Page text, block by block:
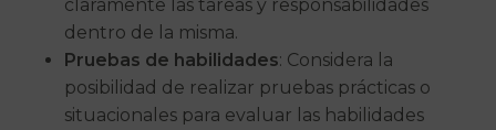
claramente las tareas y responsabilidades
dentro de la misma.
Pruebas de habilidades: Considera la
posibilidad de realizar pruebas prácticas o
situacionales para evaluar las habilidades